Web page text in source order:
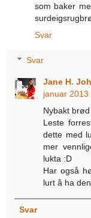
som baker
Svar
Svar
Jane H.
januar 2013
Nybakt
Leste
dette med
mer
lukta :D
Har også
lurt å ha
Svar